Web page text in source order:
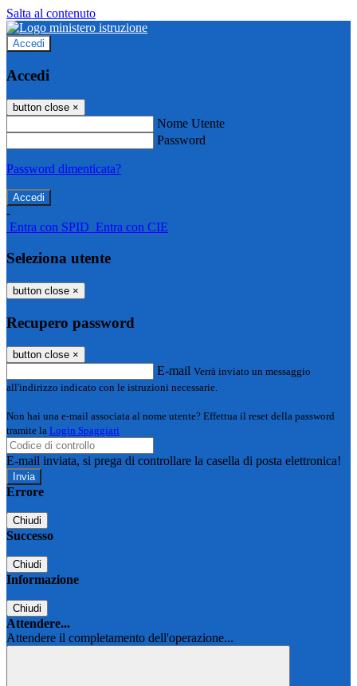
Salta al contenuto
Accedi
Accedi
button close ×
Nome Utente
Password
Password dimenticata?
-
Entra con SPID Entra con CIE
Seleziona utente
button close ×
Recupero password
button close ×
E-mail Verrà inviato un messaggio
all'indirizzo indicato con le istruzioni necessarie.
Non hai una e-mail associata al nome utente? Effettua il reset della password
tramite la Login Spaggiari
E-mail inviata, si prega di controllare la casella di posta elettronica!
Errore
Chiudi
Successo
Chiudi
Informazione
Chiudi
Attendere...
Attendere il completamento dell'operazione...